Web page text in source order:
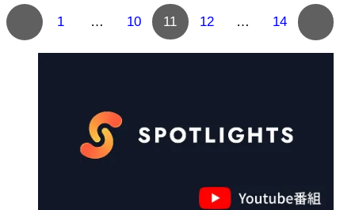
複
数
1 … 10 11 12 … 14